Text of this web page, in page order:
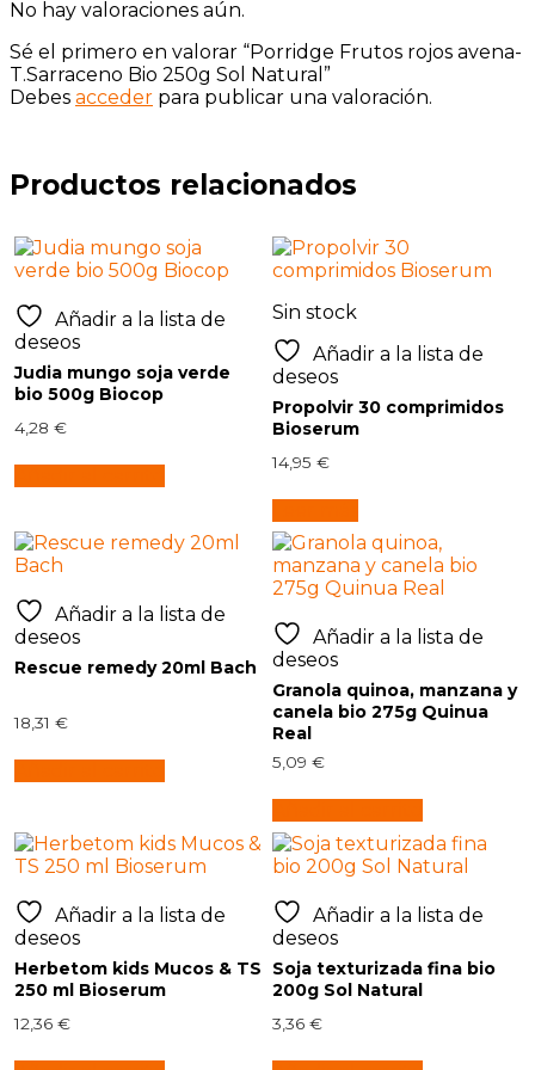
No hay valoraciones aún.
Sé el primero en valorar “Porridge Frutos rojos avena-
T.Sarraceno Bio 250g Sol Natural”
Debes acceder para publicar una valoración.
Productos relacionados
Añadir a la lista de
deseos
Judia mungo soja verde
bio 500g Biocop
4,28€
Sin stock
Añadir a la lista de
deseos
Propolvir 30 comprimidos
Bioserum
14,95€
Añadir a la lista de
deseos
Rescue remedy 20ml Bach
18,31€
Añadir a la lista de
deseos
Granola quinoa, manzana y
canela bio 275g Quinua
Real
5,09€
Añadir a la lista de
deseos
Herbetom kids Mucos & TS
250 ml Bioserum
12,36€
Añadir a la lista de
deseos
Soja texturizada fina bio
200g Sol Natural
3,36€